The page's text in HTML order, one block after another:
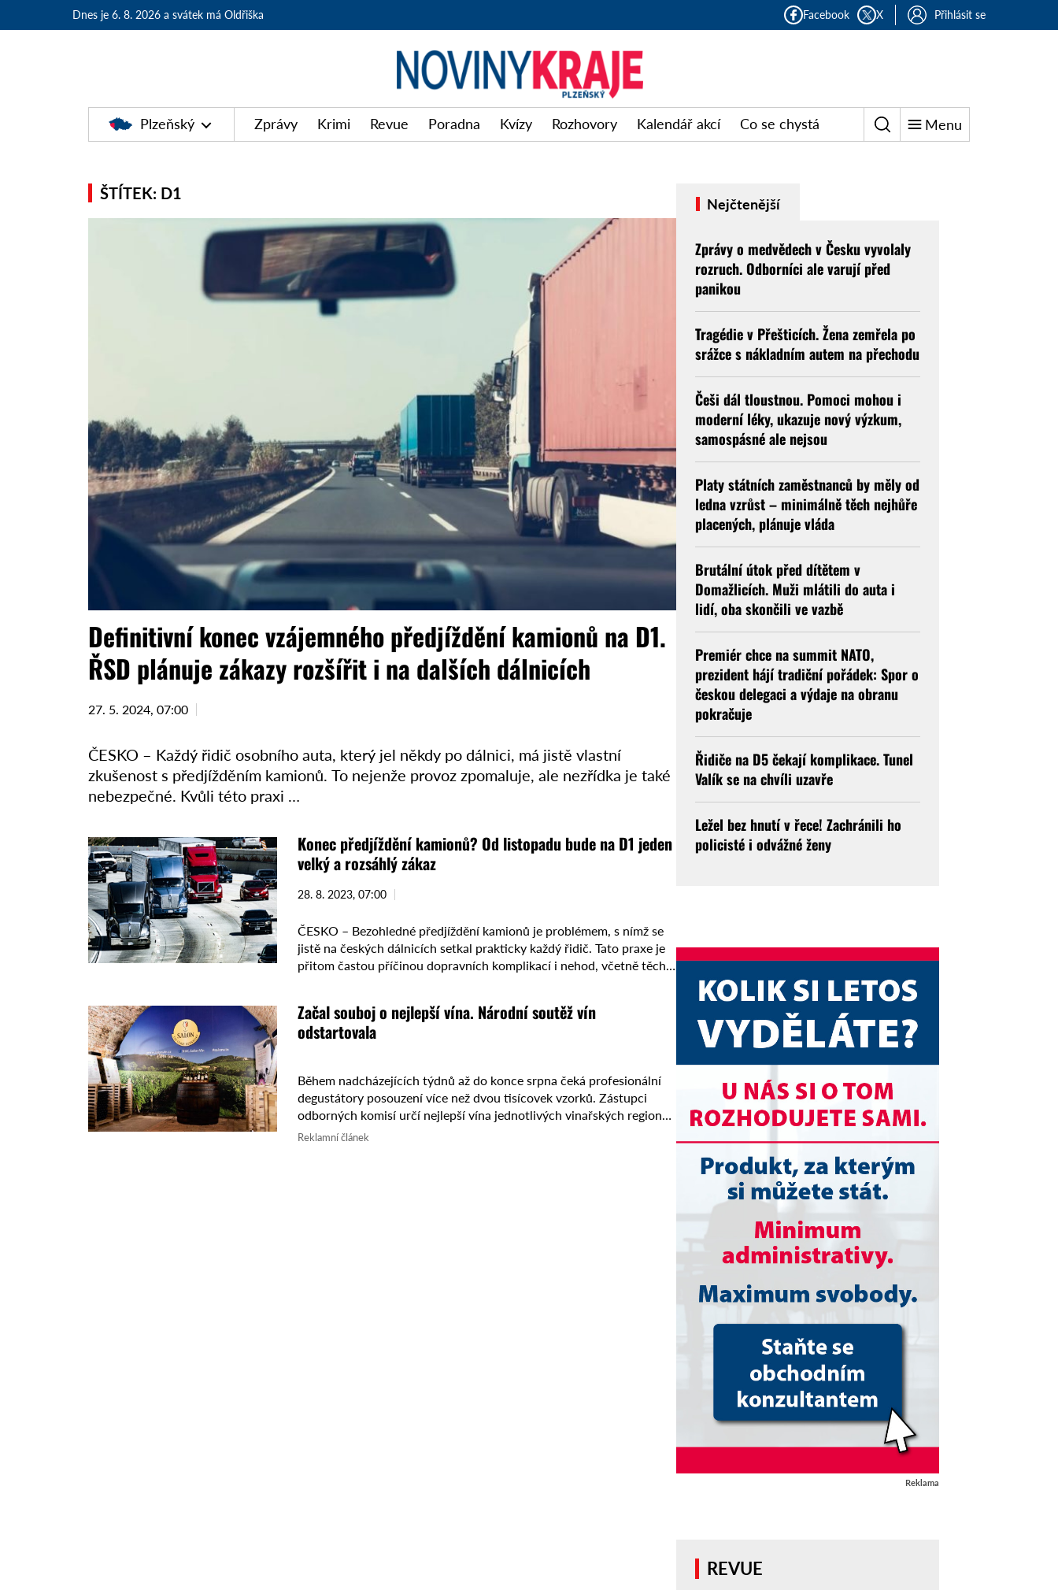
Dnes je 6. 8. 2026 a svátek má Oldřiška Facebook X Přihlásit se
Plzeňský Zprávy Krimi Revue Poradna Kvízy Rozhovory Kalendář akcí Co se chystá Menu
ŠTÍTEK: D1
Definitivní konec vzájemného předjíždění kamionů na D1.
ŘSD plánuje zákazy rozšířit i na dalších dálnicích
27. 5. 2024, 07:00
ČESKO – Každý řidič osobního auta, který jel někdy po dálnici, má jistě vlastní
zkušenost s předjížděním kamionů. To nejenže provoz zpomaluje, ale nezřídka je také
nebezpečné. Kvůli této praxi …
Konec předjíždění kamionů? Od listopadu bude na D1 jeden
velký a rozsáhlý zákaz
28. 8. 2023, 07:00
ČESKO – Bezohledné předjíždění kamionů je problémem, s nímž se
jistě na českých dálnicích setkal prakticky každý řidič. Tato praxe je
přitom častou příčinou dopravních komplikací i nehod, včetně těch
Začal souboj o nejlepší vína. Národní soutěž vín
odstartovala
Během nadcházejících týdnů až do konce srpna čeká profesionální
degustátory posouzení více než dvou tisícovek vzorků. Zástupci
odborných komisí určí nejlepší vína jednotlivých vinařských regionů,
která se posléze utkají o ...
Reklamní článek
Nejčtenější
Zprávy o medvědech v Česku vyvolaly
rozruch. Odborníci ale varují před
panikou
Tragédie v Přešticích. Žena zemřela po
srážce s nákladním autem na přechodu
Češi dál tloustnou. Pomoci mohou i
moderní léky, ukazuje nový výzkum,
samospásné ale nejsou
Platy státních zaměstnanců by měly od
ledna vzrůst – minimálně těch nejhůře
placených, plánuje vláda
Brutální útok před dítětem v
Domažlicích. Muži mlátili do auta i
lidí, oba skončili ve vazbě
Premiér chce na summit NATO,
prezident hájí tradiční pořádek: Spor o
českou delegaci a výdaje na obranu
pokračuje
Řidiče na D5 čekají komplikace. Tunel
Valík se na chvíli uzavře
Ležel bez hnutí v řece! Zachránili ho
policisté i odvážné ženy
Reklama
REVUE